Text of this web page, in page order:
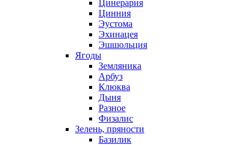
Цинерария
Цинния
Эустома
Эхинацея
Эшшольция
Ягоды
Земляника
Арбуз
Клюква
Дыня
Разное
Физалис
Зелень, пряности
Базилик